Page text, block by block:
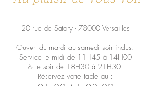
20 rue de Satory - 78000 Versailles
Ouvert du mardi au samedi soir inclus.
Service le midi de 11H45 à 14H00
& le soir de 18H30 à 21H30.
Réservez votre table au :